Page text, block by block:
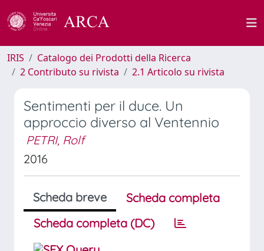
IRIS
Catalogo dei Prodotti della Ricerca
2 Contributo su rivista
2.1 Articolo su rivista
Sentimenti per il duce. Un
approccio diverso al Ventennio
PETRI, Rolf
2016
Scheda breve
Scheda completa
Scheda completa (DC)